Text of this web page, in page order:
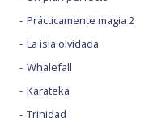
Prácticamente magia 2
La isla olvidada
Whalefall
Karateka
Trinidad